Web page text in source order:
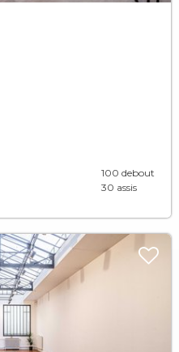
100 debout
30 assis